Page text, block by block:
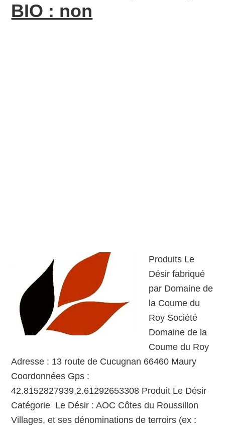
BIO : non
Produits Le
Désir fabriqué
par Domaine de
la Coume du
Roy Société
Domaine de la
Coume du Roy
Adresse : 13 route de Cucugnan 66460 Maury
Coordonnées Gps :
42.8152827939,2.61292653308 Produit Le Désir
Catégorie Le Désir : AOC Côtes du Roussillon
Villages, et ses dénominations de terroirs (ex :